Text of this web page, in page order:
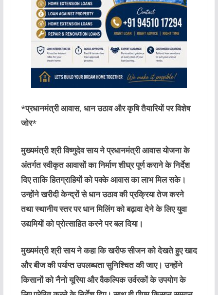
*प्रधानमंत्री आवास, धान उठाव और कृषि तैयारियों पर विशेष
जोर*
मुख्यमंत्री श्री विष्णुदेव साय ने प्रधानमंत्री आवास योजना के
अंतर्गत स्वीकृत आवासों का निर्माण शीघ्र पूर्ण कराने के निर्देश
दिए ताकि हितग्राहियों को पक्के आवास का लाभ मिल सके।
उन्होंने खरीदी केन्द्रों से धान उठाव की प्रक्रिया तेज करने
तथा स्थानीय स्तर पर धान मिलिंग को बढ़ावा देने के लिए युवा
उद्यमियों को प्रोत्साहित करने पर बल दिया।
मुख्यमंत्री श्री साय ने कहा कि खरीफ सीजन को देखते हुए खाद
और बीज की पर्याप्त उपलब्धता सुनिश्चित की जाए। उन्होंने
किसानों को नैनो यूरिया और वैकल्पिक उर्वरकों के उपयोग के